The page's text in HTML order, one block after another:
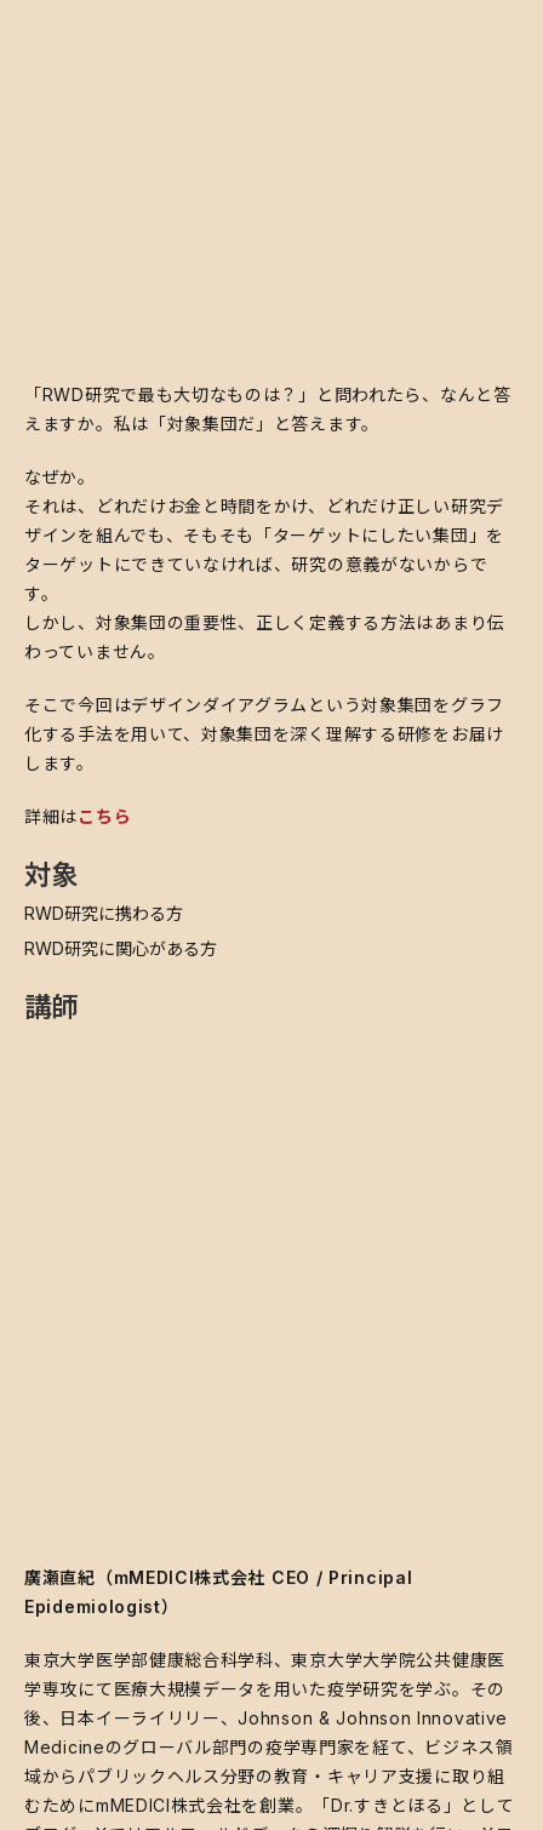
「RWD研究で最も大切なものは？」と問われたら、なんと答
えますか。私は「対象集団だ」と答えます。
​なぜか。
それは、どれだけお金と時間をかけ、どれだけ正しい研究デ
ザインを組んでも、そもそも「ターゲットにしたい集団」を
ターゲットにできていなければ、研究の意義がないからで
す。
しかし、対象集団の重要性、正しく定義する方法はあまり伝
わっていません。
​そこで今回はデザインダイアグラムという対象集団をグラフ
化する手法を用いて、対象集団を深く理解する研修をお届け
します。
詳細はこちら
対象
​RWD研究に携わる方
​RWD研究に関心がある方
講師
廣瀬直紀（mMEDICI株式会社 CEO / Principal
Epidemiologist）
​東京大学医学部健康総合科学科、東京大学大学院公共健康医
学専攻にて医療大規模データを用いた疫学研究を学ぶ。その
後、日本イーライリリー、Johnson & Johnson Innovative
Medicineのグローバル部門の疫学専門家を経て、ビジネス領
域からパブリックヘルス分野の教育・キャリア支援に取り組
むためにmMEDICI株式会社を創業。「Dr.すきとほる」として